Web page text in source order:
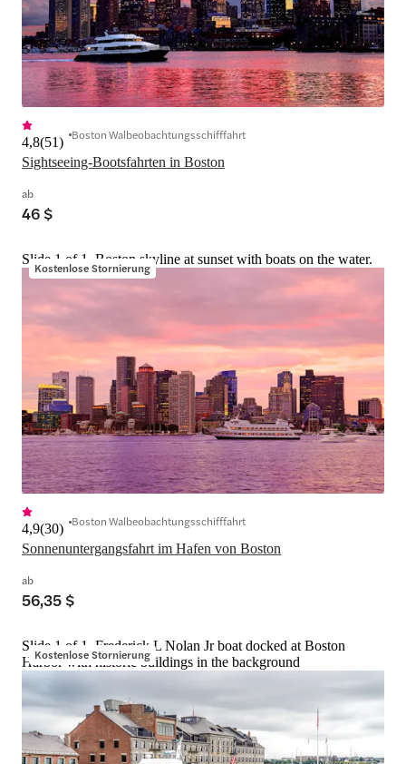
Sightseeing-Bootsfahrten in Boston
4,8(51) Boston Walbeobachtungsschifffahrt
ab
46 $
Kostenlose Stornierung
Slide 1 of 1, Boston skyline at sunset with boats on the water.
Sonnenuntergangsfahrt im Hafen von Boston
4,9(30) Boston Walbeobachtungsschifffahrt
ab
56,35 $
Kostenlose Stornierung
Slide 1 of 1, Frederick L Nolan Jr boat docked at Boston
Harbor with historic buildings in the background